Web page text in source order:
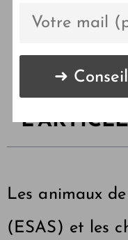
LES
Les animaux
(ESAS) et les